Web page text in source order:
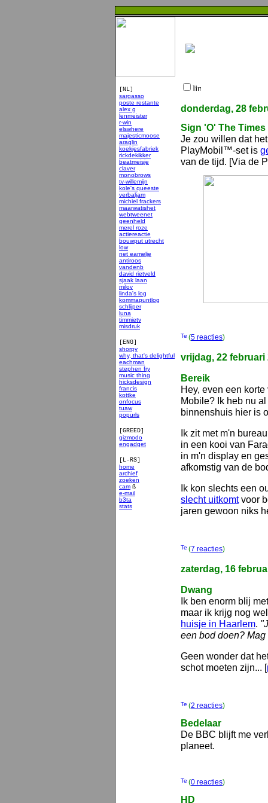
[NL]
sargasso
poste restante
alex g
lenmeister
r-win
elswhere
majesticmoose
araglin
koekjesfabriek
rickdekikker
beatmeisje
claver
monobrows
tv-willemijn
kole's queeste
verbaljam
michiel frackers
maarwatishet
webtweenet
geenheld
merel roze
actiereactie
bouwput utrecht
low
net eamelje
antiroos
vandenb
david rietveld
sjaak laan
milov
linda's log
kommapuntlog
schlijper
luna
timmietv
misdruk
[ENG]
shorpy
why, that's delightful
eachman
stephen fry
music thing
hicksdesign
francis
kottke
onfocus
tuaw
popurls
[GREED]
gizmodo
engadget
[L-RS]
home
archief
zoeken
cam ß
e-mail
b3ta
stats
donderdag, 28
Sign 'O' The Times
Je zou willen dat
PlayMobil™-set is
van de tijd. [Via de
(5 reacties)
vrijdag, 22 februari
Bereik
Hey, even een
Mobile? Ik heb nu
binnenshuis hier is
Ik zit met m'n
in een kooi van
in m'n display en
afkomstig van de
Ik kon slechts een
slecht uitkomtvoor
jaren gewoon niks
(7 reacties)
zaterdag, 16
Dwang
Ik ben enorm blij
maar ik krijg nog
huisje in Haarlem.
een bod doen?
Geen wonder dat
schot moeten zijn... [
(2 reacties)
Bedelaar
De BBC blijft me
planeet.
(0 reacties)
HD